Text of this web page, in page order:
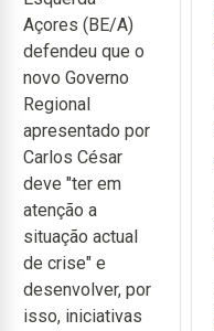
Açores (BE/A)
defendeu que o
novo Governo
Regional
apresentado por
Carlos César
deve "ter em
atenção a
situação actual
de crise" e
desenvolver, por
isso, iniciativas